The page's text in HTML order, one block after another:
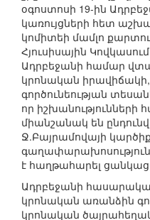
օգոստոսի 19-ին
կառույցների հետ
կոմիտեի մամլո
Հյուսիսային
Ադրբեջանի համար
կրոնական իրավիճակի,
գործունեության
որ իշխանությունների
միանշանակ են
Ջ.Բայրամովայի
է հաղթահարել
Ադրբեջանի
կրոնական առանձին
կրոնական